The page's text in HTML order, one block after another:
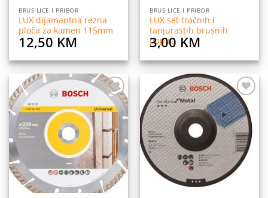
BRUSILICE I PRIBOR
LUX dijamantna rezna
ploča za kamen 115mm
12,50 KM
BRUSILICE I PRIBOR
LUX set tračnih i
tanjurastih brusnih
papira
3,00 KM
Dodaj
na
želja
Dodaj
na
listu
želja